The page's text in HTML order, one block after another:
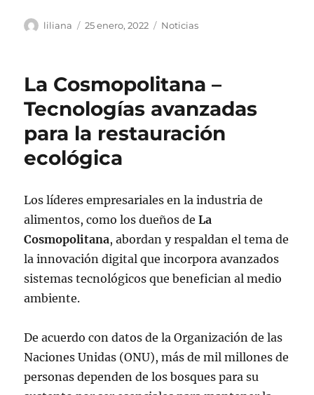
Autor
liliana
Publicado
25 enero, 2022 Categorías
Noticias
La Cosmopolitana –
Tecnologías avanzadas
para la restauración
ecológica
Los líderes empresariales en la industria de
alimentos, como los dueños deLa
Cosmopolitana, abordan y respaldan el tema de
la innovación digital que incorpora avanzados
sistemas tecnológicos que benefician al medio
ambiente.
De acuerdo con datos de la Organización de las
Naciones Unidas (ONU), más de mil millones de
personas dependen de los bosques para su